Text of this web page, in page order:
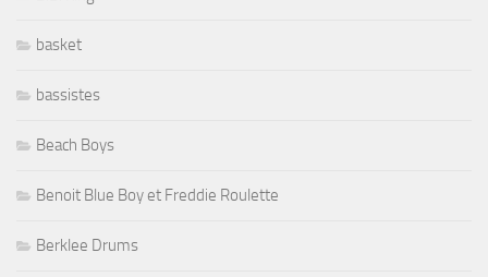
basket
bassistes
Beach Boys
Benoit Blue Boy et Freddie Roulette
Berklee Drums